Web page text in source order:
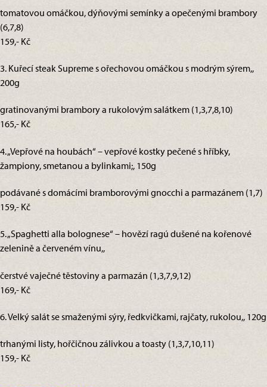
tomatovou omáčkou, dýňovými semínky a opečenými brambory
(6,7,8)
159,- Kč
3. Kuřecí steak Supreme s ořechovou omáčkou s modrým sýrem,,
200g
gratinovanými brambory a rukolovým salátkem (1,3,7,8,10)
165,- Kč
4. „Vepřové na houbách“ – vepřové kostky pečené s hříbky,
žampiony, smetanou a bylinkami;, 150g
podávané s domácími bramborovými gnocchi a parmazánem (1,7)
159,- Kč
5. „Spaghetti alla bolognese“ – hovězí ragú dušené na kořenové
zelenině a červeném vínu,,
čerstvé vaječné těstoviny a parmazán (1,3,7,9,12)
169,- Kč
6. Velký salát se smaženými sýry, ředkvičkami, rajčaty, rukolou,, 120g
trhanými listy, hořčičnou zálivkou a toasty (1,3,7,10,11)
159,- Kč